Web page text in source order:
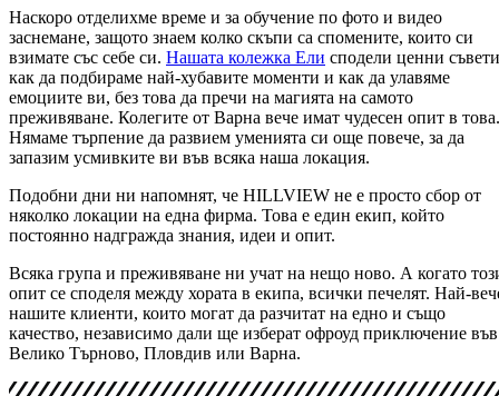
Наскоро отделихме време и за обучение по фото и видео
заснемане, защото знаем колко скъпи са спомените, които си
взимате със себе си. Нашата колежка Ели сподели ценни съвети
как да подбираме най-хубавите моменти и как да улавяме
емоциите ви, без това да пречи на магията на самото
преживяване. Колегите от Варна вече имат чудесен опит в това.
Нямаме търпение да развием уменията си още повече, за да
запазим усмивките ви във всяка наша локация.
Подобни дни ни напомнят, че HILLVIEW не е просто сбор от
няколко локации на една фирма. Това е един екип, който
постоянно надгражда знания, идеи и опит.
Всяка група и преживяване ни учат на нещо ново. А когато
опит се споделя между хората в екипа, всички печелят. Най-
нашите клиенти, които могат да разчитат на едно и също
качество, независимо дали ще изберат офроуд приключение във
Велико Търново, Пловдив или Варна.